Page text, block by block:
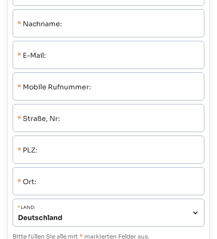
* Nachname:
* E-Mail:
* Mobile Rufnummer:
* Straße, Nr:
* PLZ:
* Ort:
* LAND:
Bitte füllen Sie alle mit * markierten Felder aus.